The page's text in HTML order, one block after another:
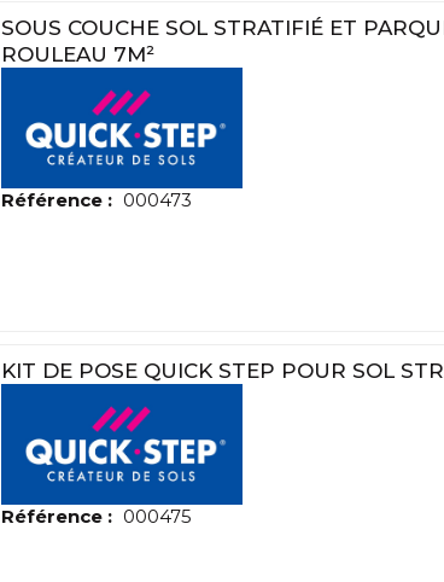
SOUS COUCHE SOL STRATIFIÉ ET
ROULEAU 7M²
Référence : 000473
KIT DE POSE QUICK STEP POUR SOL
Référence : 000475